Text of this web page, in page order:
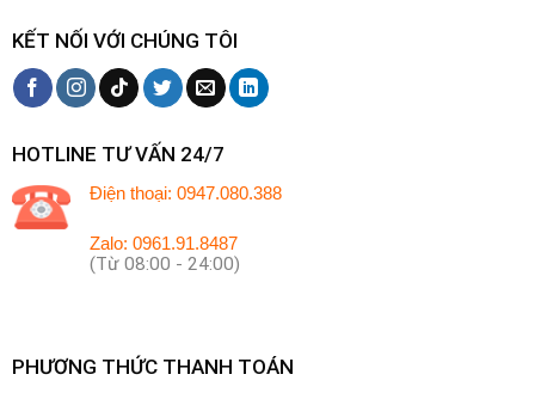
KẾT NỐI VỚI CHÚNG TÔI
HOTLINE TƯ VẤN 24/7
Điện thoại: 0947.080.388
Zalo: 0961.91.8487
(Từ 08:00 - 24:00)
PHƯƠNG THỨC THANH TOÁN